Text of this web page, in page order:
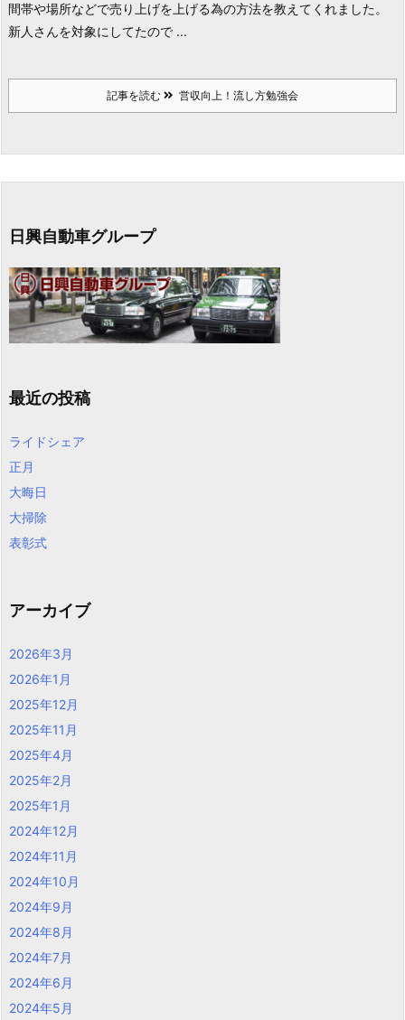
間帯や場所などで売り上げを上げる為の方法を教えてくれました。
新人さんを対象にしてたので ...
記事を読む 営収向上！流し方勉強会
日興自動車グループ
最近の投稿
ライドシェア
正月
大晦日
大掃除
表彰式
アーカイブ
2026年3月
2026年1月
2025年12月
2025年11月
2025年4月
2025年2月
2025年1月
2024年12月
2024年11月
2024年10月
2024年9月
2024年8月
2024年7月
2024年6月
2024年5月